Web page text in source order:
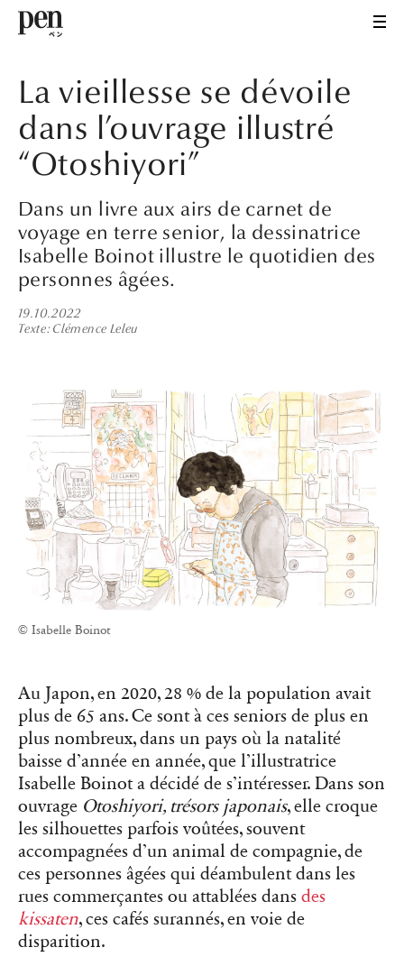
La vieillesse se dévoile
dans l’ouvrage illustré
“Otoshiyori”
Dans un livre aux airs de carnet de
voyage en terre senior, la dessinatrice
Isabelle Boinot illustre le quotidien des
personnes âgées.
19.10.2022
Texte Clémence Leleu
© Isabelle Boinot
Au Japon, en 2020, 28 % de la population avait
plus de 65 ans. Ce sont à ces seniors de plus en
plus nombreux, dans un pays où la natalité
baisse d’année en année, que l’illustratrice
Isabelle Boinot a décidé de s’intéresser. Dans son
ouvrage Otoshiyori, trésors japonais, elle croque
les silhouettes parfois voûtées, souvent
accompagnées d’un animal de compagnie, de
ces personnes âgées qui déambulent dans les
rues commerçantes ou attablées dans des
kissaten, ces cafés surannés, en voie de
disparition.